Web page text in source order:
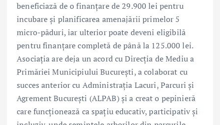
beneficiază de o finanțare de 29.900 lei pentru
incubare și planificarea amenajării primelor 5
micro-păduri, iar ulterior poate deveni eligibilă
pentru finanțare completă de până la 125.000 lei.
Asociația are deja un acord cu Direcția de Mediu a
Primăriei Municipiului București, a colaborat cu
succes anterior cu Administrația Lacuri, Parcuri și
Agrement București (ALPAB) și a creat o pepinieră
care funcționează ca spațiu educativ, participativ și